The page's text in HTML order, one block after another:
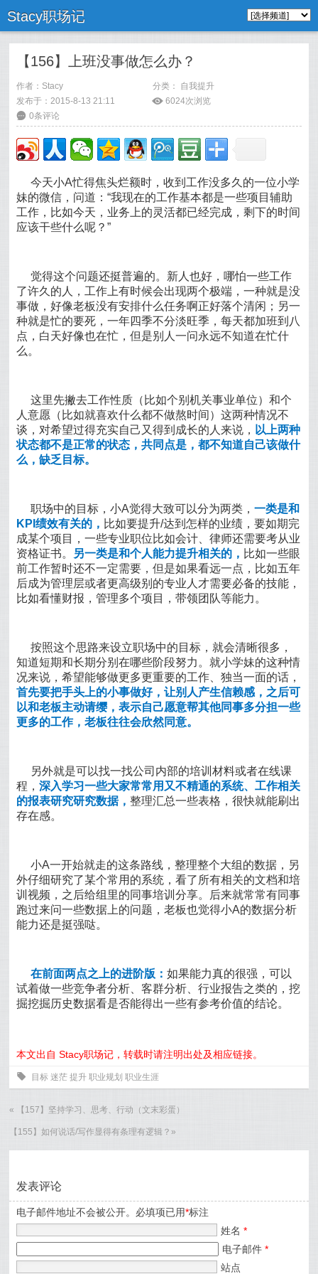
Stacy职场记
【156】上班没事做怎么办？
作者： Stacy 分类： 自我提升
发布于：2015-8-13 21:11
ė 6024次浏览
6 0条评论
今天小A忙得焦头烂额时，收到工作没多久的一位小学
妹的微信，问道：“我现在的工作基本都是一些项目辅助
工作，比如今天，业务上的灵活都已经完成，剩下的时间
应该干些什么呢？”
觉得这个问题还挺普遍的。新人也好，哪怕一些工作
了许久的人，工作上有时候会出现两个极端，一种就是没
事做，好像老板没有安排什么任务啊正好落个清闲；另一
种就是忙的要死，一年四季不分淡旺季，每天都加班到八
点，白天好像也在忙，但是别人一问永远不知道在忙什
么。
这里先撇去工作性质（比如个别机关事业单位）和个
人意愿（比如就喜欢什么都不做熬时间）这两种情况不
谈，对希望过得充实自己又得到成长的人来说， 以上两种
状态都不是正常的状态，共同点是，都不知道自己该做什
么，缺乏目标。
职场中的目标，小A觉得大致可以分为两类，一类是和
KPI绩效有关的， 比如要提升/达到怎样的业绩，要如期完
成某个项目，一些专业职位比如会计、律师还需要考从业
资格证书。 另一类是和个人能力提升相关的， 比如一些眼
前工作暂时还不一定需要，但是如果看远一点，比如五年
后成为管理层或者更高级别的专业人才需要必备的技能，
比如看懂财报，管理多个项目，带领团队等能力。
按照这个思路来设立职场中的目标，就会清晰很多，
知道短期和长期分别在哪些阶段努力。就小学妹的这种情
况来说，希望能够做更多更重要的工作、独当一面的话，
首先要把手头上的小事做好，让别人产生信赖感，之后可
以和老板主动请缨，表示自己愿意帮其他同事多分担一些
更多的工作，老板往往会欣然同意。
另外就是可以找一找公司内部的培训材料或者在线课
程，深入学习一些大家常常用又不精通的系统、工作相关
的报表研究研究数据，整理汇总一些表格，很快就能刷出
存在感。
小A一开始就走的这条路线，整理整个大组的数据，另
外仔细研究了某个常用的系统，看了所有相关的文档和培
训视频，之后给组里的同事培训分享。后来就常常有同事
跑过来问一些数据上的问题，老板也觉得小A的数据分析
能力还是挺强哒。
在前面两点之上的进阶版：如果能力真的很强，可以
试着做一些竞争者分析、客群分析、行业报告之类的，挖
掘挖掘历史数据看是否能得出一些有参考价值的结论。
本文出自 Stacy职场记，转载时请注明出处及相应链接。
0 目标 迷茫 提升 职业规划 职业生涯
« 【157】坚持学习、思考、行动（文末彩蛋）
【155】如何说话/写作显得有条理有逻辑？ »
发表评论
电子邮件地址不会被公开。必填项已用*标注
姓名*
电子邮件*
站点